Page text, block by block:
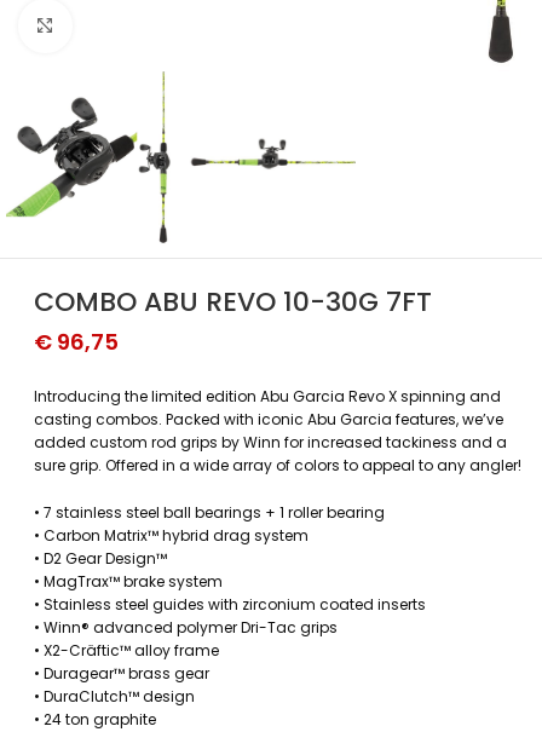
COMBO ABU REVO 10-30G 7FT
€ 96,75
Introducing the limited edition Abu Garcia Revo X spinning and
casting combos. Packed with iconic Abu Garcia features, we’ve
added custom rod grips by Winn for increased tackiness and a
sure grip. Offered in a wide array of colors to appeal to any angler!
• 7 stainless steel ball bearings + 1 roller bearing
• Carbon Matrix™ hybrid drag system
• D2 Gear Design™
• MagTrax™ brake system
• Stainless steel guides with zirconium coated inserts
• Winn® advanced polymer Dri-Tac grips
• X2-Cräftic™ alloy frame
• Duragear™ brass gear
• DuraClutch™ design
• 24 ton graphite